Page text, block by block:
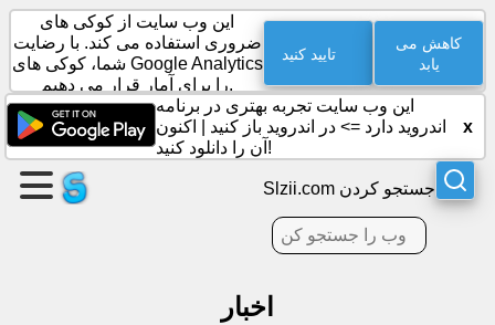
یک
صفحه
ایجاد
کنید
این وب سایت از کوکی های
ضروری استفاده می کند. با رضایت
شما، کوکی های Google Analytics
را برای آمار قرار می دهیم.
تایید کنید
کاهش می
یابد
این وب سایت تجربه بهتری در برنامه
اندروید دارد => در اندروید باز کنید
اکنون
آن را دانلود کنید!
x
Slzii.com جستجو کردن
اخبار